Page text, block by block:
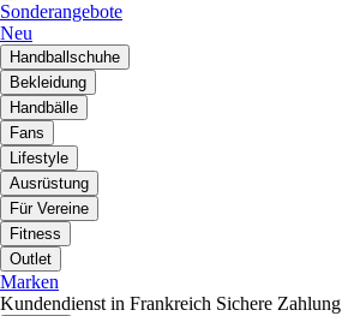
Sonderangebote
Neu
Handballschuhe
Bekleidung
Handbälle
Fans
Lifestyle
Ausrüstung
Für Vereine
Fitness
Outlet
Marken
Kundendienst in Frankreich Sichere Zahlung